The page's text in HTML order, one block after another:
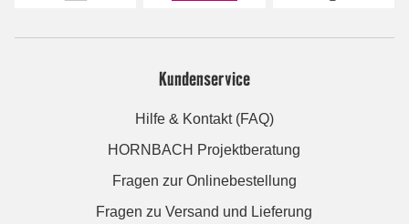
Kundenservice
Hilfe & Kontakt (FAQ)
HORNBACH Projektberatung
Fragen zur Onlinebestellung
Fragen zu Versand und Lieferung